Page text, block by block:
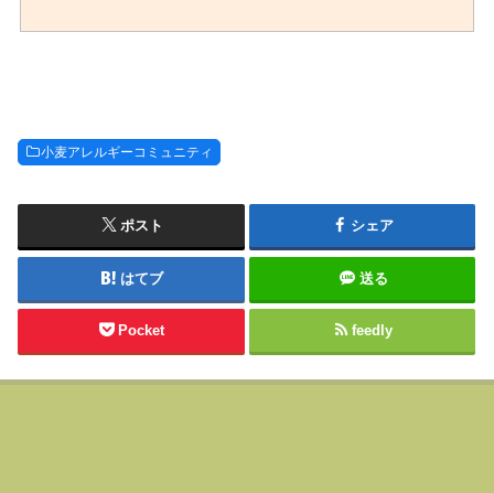
小麦アレルギーコミュニティ
ポスト シェア
はてブ 送る
Pocket feedly